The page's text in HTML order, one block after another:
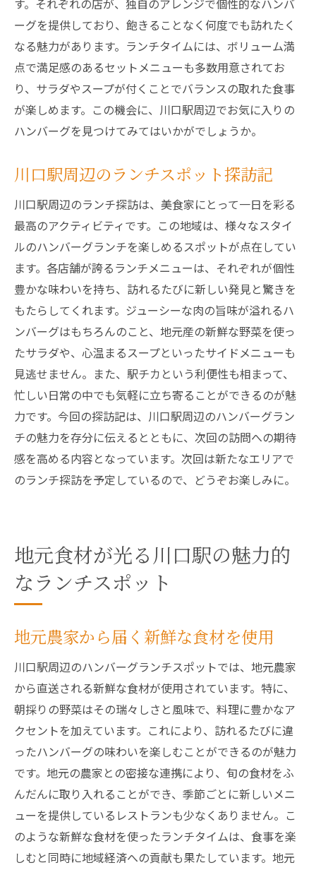
す。それぞれの店が、独自のアレンジで個性的なハンバ
ーグを提供しており、飽きることなく何度でも訪れたく
なる魅力があります。ランチタイムには、ボリューム満
点で満足感のあるセットメニューも多数用意されてお
り、サラダやスープが付くことでバランスの取れた食事
が楽しめます。この機会に、川口駅周辺でお気に入りの
ハンバーグを見つけてみてはいかがでしょうか。
川口駅周辺のランチスポット探訪記
川口駅周辺のランチ探訪は、美食家にとって一日を彩る
最高のアクティビティです。この地域は、様々なスタイ
ルのハンバーグランチを楽しめるスポットが点在してい
ます。各店舗が誇るランチメニューは、それぞれが個性
豊かな味わいを持ち、訪れるたびに新しい発見と驚きを
もたらしてくれます。ジューシーな肉の旨味が溢れるハ
ンバーグはもちろんのこと、地元産の新鮮な野菜を使っ
たサラダや、心温まるスープといったサイドメニューも
見逃せません。また、駅チカという利便性も相まって、
忙しい日常の中でも気軽に立ち寄ることができるのが魅
力です。今回の探訪記は、川口駅周辺のハンバーグラン
チの魅力を存分に伝えるとともに、次回の訪問への期待
感を高める内容となっています。次回は新たなエリアで
のランチ探訪を予定しているので、どうぞお楽しみに。
地元食材が光る川口駅の魅力的
なランチスポット
地元農家から届く新鮮な食材を使用
川口駅周辺のハンバーグランチスポットでは、地元農家
から直送される新鮮な食材が使用されています。特に、
朝採りの野菜はその瑞々しさと風味で、料理に豊かなア
クセントを加えています。これにより、訪れるたびに違
ったハンバーグの味わいを楽しむことができるのが魅力
です。地元の農家との密接な連携により、旬の食材をふ
んだんに取り入れることができ、季節ごとに新しいメニ
ューを提供しているレストランも少なくありません。こ
のような新鮮な食材を使ったランチタイムは、食事を楽
しむと同時に地域経済への貢献も果たしています。地元